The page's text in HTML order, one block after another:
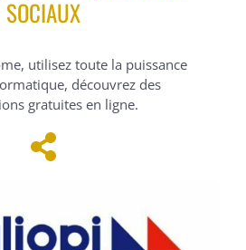
SOCIAUX
utilisez toute la puissance
découvrez des
gratuites en ligne.